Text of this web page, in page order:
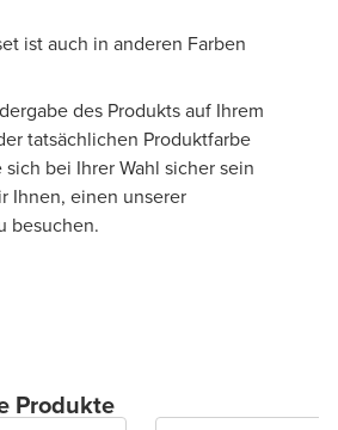
ist auch in anderen Farben
des Produkts auf Ihrem
tatsächlichen Produktfarbe
bei Ihrer Wahl sicher sein
Ihnen, einen unserer
besuchen.
Produkte